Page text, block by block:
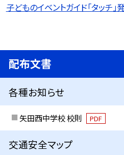
子どものイベントガイド「タッチ」
配布文書
各種お知らせ
矢田西中学校 校則 PDF
交通安全マップ